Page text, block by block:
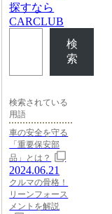
探すなら
CARCLUB
検
索
検索されている
用語
車の安全を守る
「重要保安部
品」とは？
2024.06.21
クルマの骨格！
リーンフォース
メントを解説